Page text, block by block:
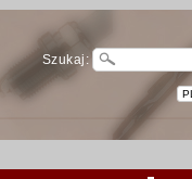
Szukaj: